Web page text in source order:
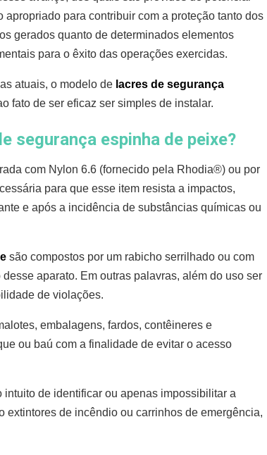
apropriado para contribuir com a proteção tanto dos
gerados quanto de determinados elementos
para o êxito das operações exercidas.
atuais, o modelo de lacres de segurança
fato de ser eficaz ser simples de instalar.
segurança espinha de peixe?
com Nylon 6.6 (fornecido pela Rhodia®) ou por
para que esse item resista a impactos,
e após a incidência de substâncias químicas ou
são compostos por um rabicho serrilhado ou com
aparato. Em outras palavras, além do uso ser
de violações.
embalagens, fardos, contêineres e
ou baú com a finalidade de evitar o acesso
de identificar ou apenas impossibilitar a
de incêndio ou carrinhos de emergência,